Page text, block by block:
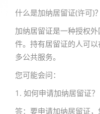
什么是加纳居留证(许可)？
加纳居留证是一种授权
件。持有居留证的人可
多公共服务。
您可能会问：
1. 如何申请加纳居留证？
答：要申请加纳居留证